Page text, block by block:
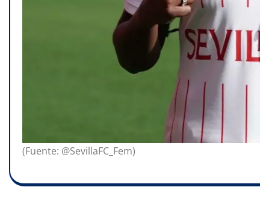
(Fuente: @SevillaFC_Fem)